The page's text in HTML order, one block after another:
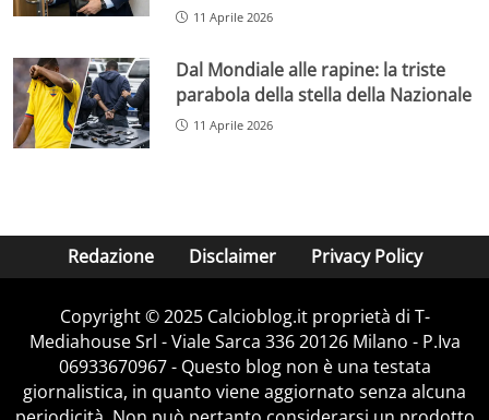
11 Aprile 2026
Dal Mondiale alle rapine: la triste
parabola della stella della Nazionale
11 Aprile 2026
Redazione Disclaimer Privacy Policy
Copyright © 2025 Calcioblog.it proprietà di T-
Mediahouse Srl - Viale Sarca 336 20126 Milano - P.Iva
06933670967 - Questo blog non è una testata
giornalistica, in quanto viene aggiornato senza alcuna